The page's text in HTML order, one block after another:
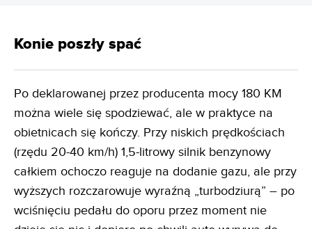
Konie poszły spać
Po deklarowanej przez producenta mocy 180 KM
można wiele się spodziewać, ale w praktyce na
obietnicach się kończy. Przy niskich prędkościach
(rzędu 20-40 km/h) 1,5-litrowy silnik benzynowy
całkiem ochoczo reaguje na dodanie gazu, ale przy
wyższych rozczarowuje wyraźną „turbodziurą” – po
wciśnięciu pedału do oporu przez moment nie